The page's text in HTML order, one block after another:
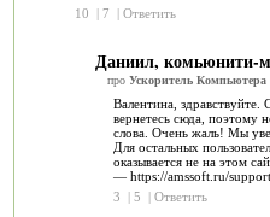
10
| 7 | Ответить
Даниил, комьюнити-
про Ускоритель Компьютера
Валентина, здравствуйте.
вернетесь сюда, поэтому
слова. Очень жаль! Мы
Для остальных
оказывается не на этом
— https://amssoft.ru/
3
| 5 | Ответить